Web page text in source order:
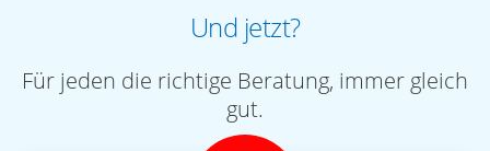
Und jetzt?
Für jeden die richtige Beratung, immer gleich
gut.